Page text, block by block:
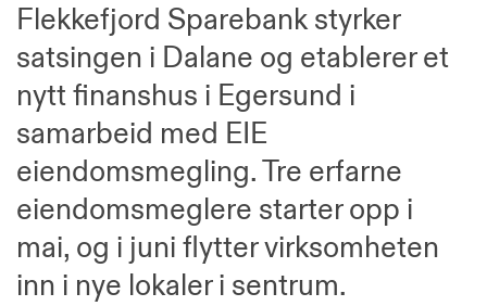
Flekkefjord Sparebank styrker
satsingen i Dalane og etablerer et
nytt finanshus i Egersund i
samarbeid med EIE
eiendomsmegling. Tre erfarne
eiendomsmeglere starter opp i
mai, og i juni flytter virksomheten
inn i nye lokaler i sentrum.